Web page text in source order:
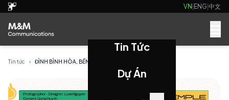
VN|ENG|中文
Tin Tức
Dự Án
Tin tức ›